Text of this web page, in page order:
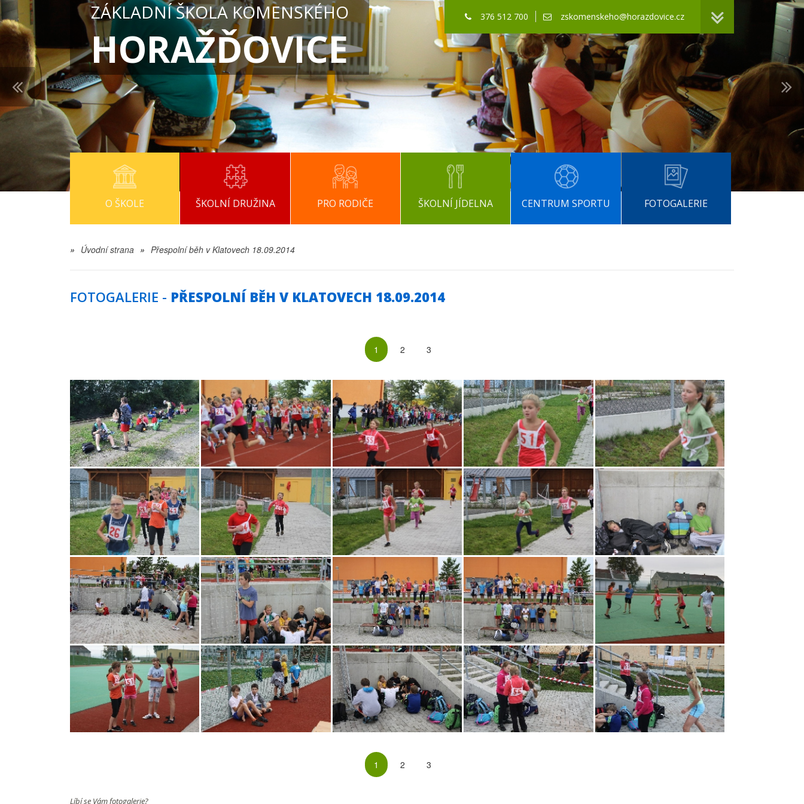
ZÁKLADNÍ ŠKOLA KOMENSKÉHO
HORAŽĎOVICE
376 512 700 zskomenskeho@horazdovice.cz
O ŠKOLE ŠKOLNÍ DRUŽINA PRO RODIČE ŠKOLNÍ JÍDELNA CENTRUM SPORTU FOTOGALERIE
» Úvodní strana » Přespolní běh v Klatovech 18.09.2014
FOTOGALERIE - PŘESPOLNÍ BĚH V KLATOVECH 18.09.2014
1 2 3
1 2 3
Líbí se Vám fotogalerie?